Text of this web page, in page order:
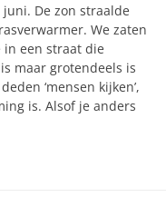
De zon straalde
We zaten
een straat die
maar grotendeels is
‘mensen kijken’,
is. Alsof je anders